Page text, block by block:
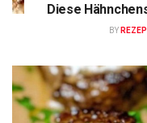
Diese
BY